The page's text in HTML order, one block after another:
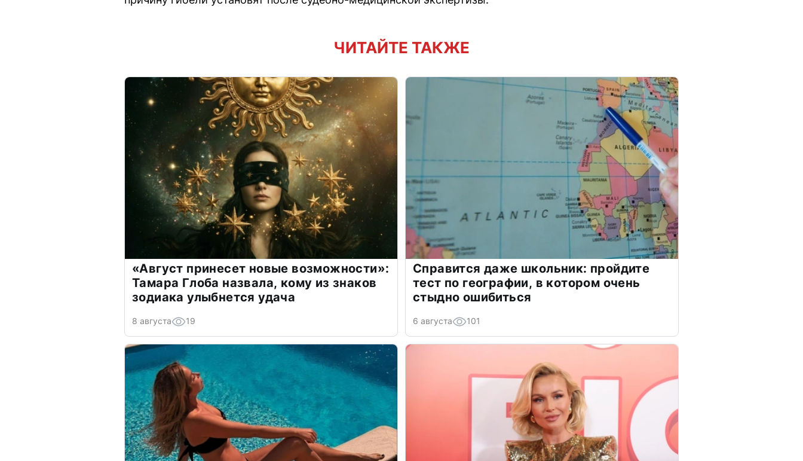
ЧИТАЙТЕ ТАКЖЕ
«Август принесет новые возможности»:
Тамара Глоба назвала, кому из знаков
зодиака улыбнется удача
8 августа 19
Справится даже школьник: пройдите
тест по географии, в котором очень
стыдно ошибиться
6 августа 101